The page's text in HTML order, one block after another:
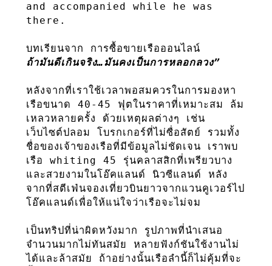
and accompanied while he was
there.
ถ้ามันดีเกินจริง…มันคงเป็นการหลอกลวง”
หลังจากที่เราใช้เวลาพอสมควรในการมองหา
เรือขนาด 40-45 ฟุตในราคาที่เหมาะสม ล้ม
เหลวหลายครั้ง ด้วยเหตุผลต่างๆ เช่น
เว็บไซต์ปลอม โบรกเกอร์ที่ไม่ซื่อสัตย์ รวมทั้ง
ชื่อของเจ้าของเรือที่มีข้อมูลไม่ชัดเจน เราพบ
เรือ whiting 45 รุ่นคลาสสิกที่เพรียวบาง
และสวยงามในโอ๊คแลนด์ นิวซีแลนด์ หลัง
จากที่สตีเฟ่นจองเที่ยวบินยาวจากแวนคูเวอร์ไป
โอ๊คแลนด์เพื่อให้แน่ใจว่าเรือจะไม่จม
เป็นทริปที่น่าผิดหวังมาก รูปภาพที่นำเสนอ
จำนวนมากไม่ทันสมัย หลายฟังก์ชันใช้งานไม่
ได้และล้าสมัย ถ้าอย่างนั้นเรือลำนี้ก็ไม่คุ้มที่จะ